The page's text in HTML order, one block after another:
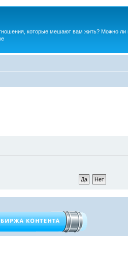
которые мешают вам жить? Можно ли